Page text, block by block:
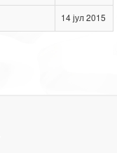
14 јул 2015